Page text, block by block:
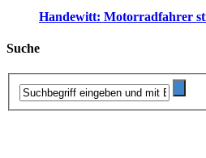
Handewitt: Motorradfahrer
Suche